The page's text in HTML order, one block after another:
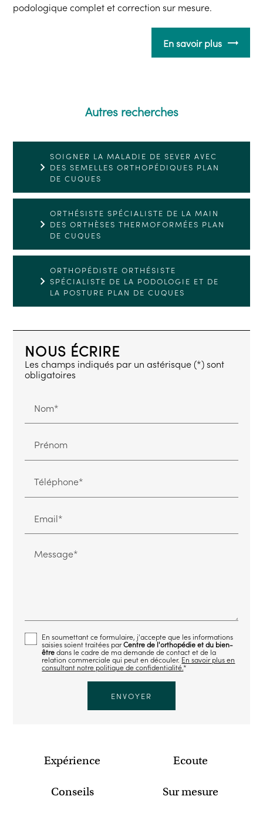
podologique complet et correction sur mesure.
En savoir plus
Autres recherches
SOIGNER LA MALADIE DE SEVER AVEC
DES SEMELLES ORTHOPÉDIQUES PLAN
DE CUQUES
ORTHÉSISTE SPÉCIALISTE DE LA MAIN
DES ORTHÈSES THERMOFORMÉES PLAN
DE CUQUES
ORTHOPÉDISTE ORTHÉSISTE
SPÉCIALISTE DE LA PODOLOGIE ET DE
LA POSTURE PLAN DE CUQUES
NOUS ÉCRIRE
Les champs indiqués par un astérisque (*) sont
obligatoires
Nom*
Prénom
Téléphone*
Email*
Message*
En soumettant ce formulaire, j'accepte que les informations
saisies soient traitées parCentre de l'orthopédie et du bien-
êtredans le cadre de ma demande de contact et de la
relation commerciale qui peut en découler. En savoir plus en
consultant notre politique de confidentialité.*
Expérience Ecoute
Conseils Sur mesure